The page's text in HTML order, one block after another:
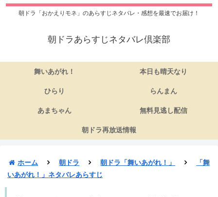
朝ドラ「おかえりモネ」のあらすじネタバレ・感想を最速でお届け！
朝ドラあらすじネタバレ倶楽部
舞いあがれ！ 本日も晴天なり
ひらり らんまん
あまちゃん 無料見逃し配信
朝ドラ再放送情報
ホーム 朝ドラ 朝ドラ「舞いあがれ！」
「舞
いあがれ！」ネタバレあらすじ